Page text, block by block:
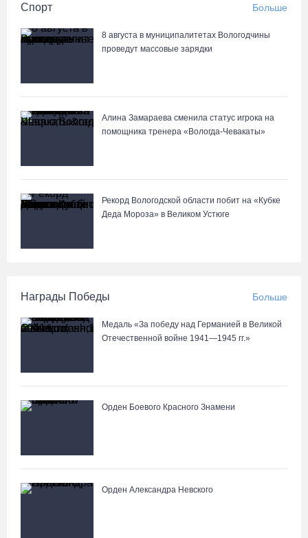
Спорт Больше
8 августа в муниципалитетах Вологодчины
проведут массовые зарядки
Алина Замараева сменила статус игрока на
помощника тренера «Вологда-Чевакаты»
Рекорд Вологодской области побит на «Кубке
Деда Мороза» в Великом Устюге
Награды Победы Больше
Медаль «За победу над Германией в Великой
Отечественной войне 1941—1945 гг.»
Орден Боевого Красного Знамени
Орден Александра Невского